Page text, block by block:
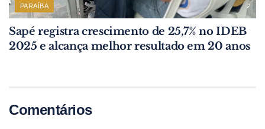
PARAÍBA
Sapé registra crescimento de 25,7% no IDEB
2025 e alcança melhor resultado em 20 anos
Comentários